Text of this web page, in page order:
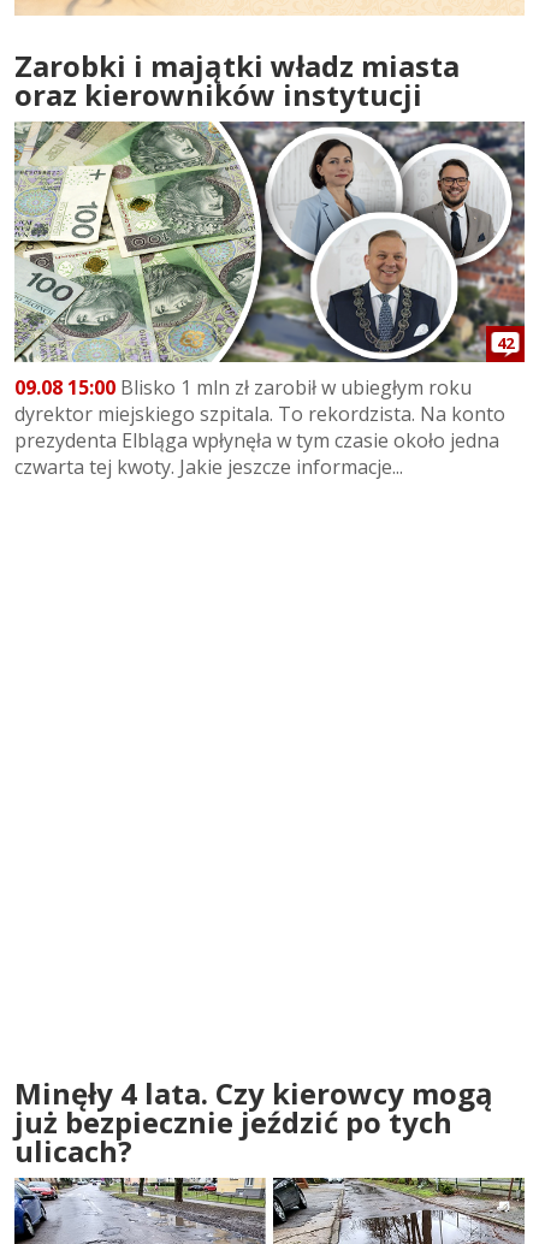
Zarobki i majątki władz miasta
oraz kierowników instytucji
42
09.08 15:00 Blisko 1 mln zł zarobił w ubiegłym roku
dyrektor miejskiego szpitala. To rekordzista. Na konto
prezydenta Elbląga wpłynęła w tym czasie około jedna
czwarta tej kwoty. Jakie jeszcze informacje...
Minęły 4 lata. Czy kierowcy mogą
już bezpiecznie jeździć po tych
ulicach?